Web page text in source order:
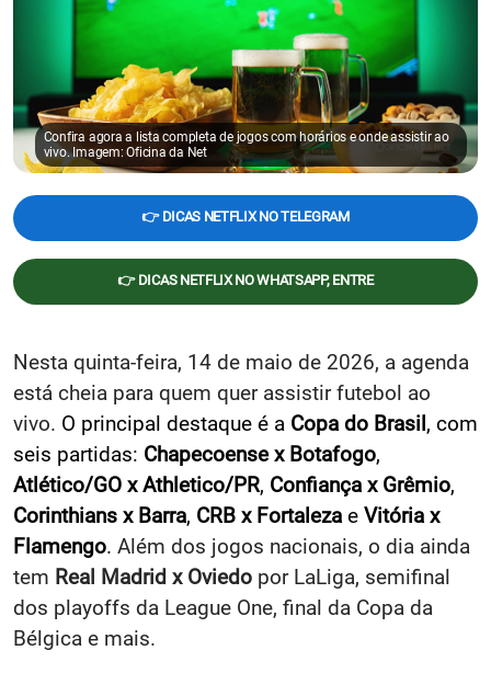
Confira agora a lista completa de jogos com horários e onde assistir ao
vivo. Imagem: Oficina da Net
👉 DICAS NETFLIX NO TELEGRAM
👉 DICAS NETFLIX NO WHATSAPP, ENTRE
Nesta quinta-feira, 14 de maio de 2026, a agenda
está cheia para quem quer assistir futebol ao
vivo. O principal destaque é a Copa do Brasil, com
seis partidas: Chapecoense x Botafogo,
Atlético/GO x Athletico/PR, Confiança x Grêmio,
Corinthians x Barra, CRB x Fortaleza e Vitória x
Flamengo. Além dos jogos nacionais, o dia ainda
tem Real Madrid x Oviedo por LaLiga, semifinal
dos playoffs da League One, final da Copa da
Bélgica e mais.